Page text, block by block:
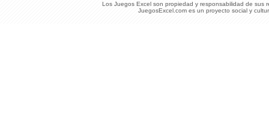
Los Juegos Excel son propiedad y responsabilidad de sus
JuegosExcel.com es un proyecto social y